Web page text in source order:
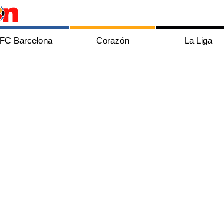
FC Barcelona Corazón La Liga